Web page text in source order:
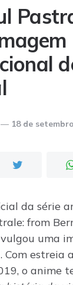
18 de
da série
from
uma
Com estreia
o anime